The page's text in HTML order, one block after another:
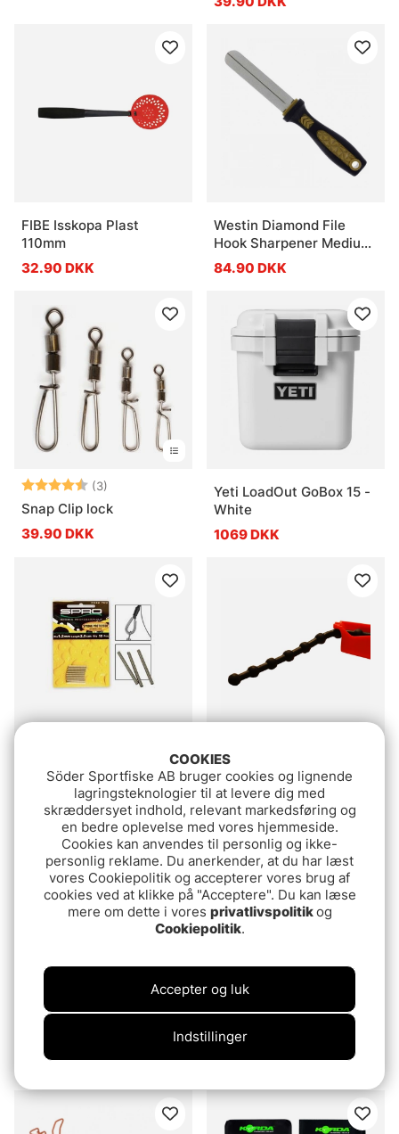
FIBE Isskopa Plast
110mm
32.90 DKK
Westin Diamond File
Hook Sharpener Medium
Black Sand 15cm
84.90 DKK
Vurdering: (3)
4.7 ud af 5 stjerner
Snap Clip lock
39.90 DKK
Yeti LoadOut GoBox 15 -
White
1069 DKK
10st
46.90 DKK
Rubber String for Ice
Auger
39.90 DKK
Söder Sportfiske
60cm
865MX Maxximus - S
COOKIES
Söder Sportfiske AB bruger cookies og lignende
lagringsteknologier til at levere dig med
skræddersyet indhold, relevant markedsføring og
en bedre oplevelse med vores hjemmeside.
Cookies kan anvendes til personlig og ikke-
personlig reklame. Du anerkender, at du har læst
vores Cookiepolitik og accepterer vores brug af
cookies ved at klikke på "Acceptere". Du kan læse
mere om dette i vores privatlivspolitikog
Cookiepolitik.
Indstillinger
Accepter og luk